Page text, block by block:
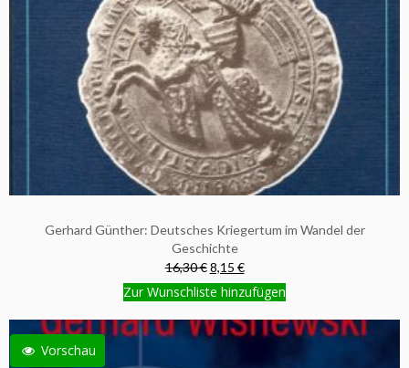
Gerhard Günther: Deutsches Kriegertum im Wandel der
Geschichte
16,30 € 8,15 €
Zur Wunschliste hinzufügen
Vorschau